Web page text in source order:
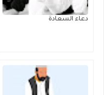
دعاء السعادة